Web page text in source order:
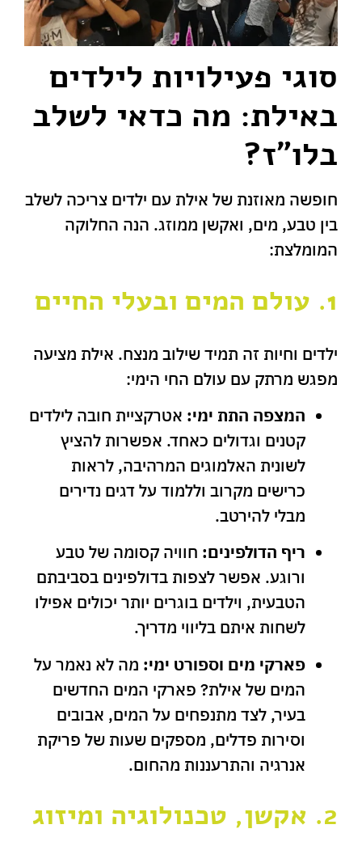
סוגי פעילויות לילדים
באילת: מה כדאי לשלב
בלו"ז?
חופשה מאוזנת של אילת עם ילדים צריכה לשלב
בין טבע, מים, ואקשן ממוזג. הנה החלוקה
המומלצת:
1. עולם המים ובעלי החיים
ילדים וחיות זה תמיד שילוב מנצח. אילת מציעה
מפגש מרתק עם עולם החי הימי:
המצפה התת ימי: אטרקציית חובה לילדים
קטנים וגדולים כאחד. אפשרות להציץ
לשונית האלמוגים המרהיבה, לראות
כרישים מקרוב וללמוד על דגים נדירים
מבלי להירטב.
ריף הדולפינים: חוויה קסומה של טבע
ורוגע. אפשר לצפות בדולפינים בסביבתם
הטבעית, וילדים בוגרים יותר יכולים אפילו
לשחות איתם בליווי מדריך.
פארקי מים וספורט ימי: מה לא נאמר על
המים של אילת? פארקי המים החדשים
בעיר, לצד מתנפחים על המים, אבובים
וסירות פדלים, מספקים שעות של פריקת
אנרגיה והתרעננות מהחום.
2. אקשן, טכנולוגיה ומיזוג